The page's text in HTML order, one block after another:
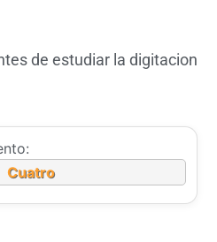
de estudiar la digitacion
Cuatro